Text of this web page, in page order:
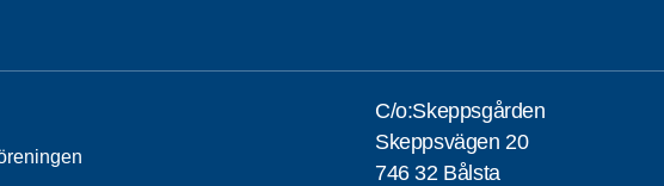
C/o:Skeppsgården
Skeppsvägen 20
746 32 Bålsta